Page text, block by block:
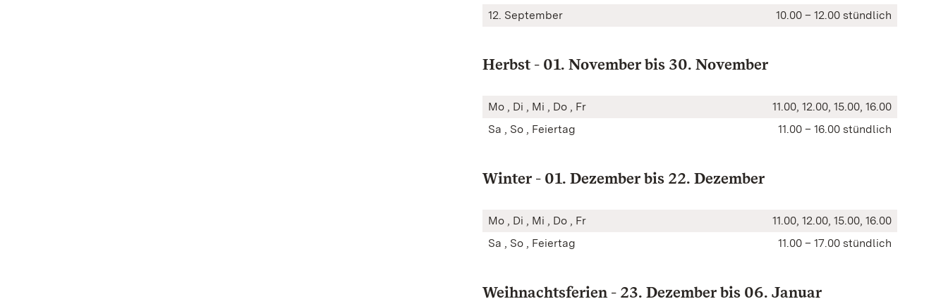
12. September
10.00 – 12.00 stündlich
Herbst - 01. November bis 30. November
Mo , Di , Mi , Do , Fr
11.00, 12.00, 15.00, 16.00
Sa , So , Feiertag
11.00 – 16.00 stündlich
Winter - 01. Dezember bis 22. Dezember
Mo , Di , Mi , Do , Fr
11.00, 12.00, 15.00, 16.00
Sa , So , Feiertag
11.00 – 17.00 stündlich
Weihnachtsferien - 23. Dezember bis 06. Januar